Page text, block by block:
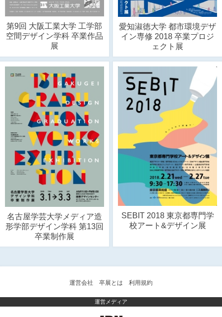
第9回 大阪工業大学 工学部
空間デザイン学科 卒業作品
展
愛知淑徳大学 都市環境デザ
イン専修 2018 卒業プロジ
ェクト展
名古屋学芸大学メディア造
形学部デザイン学科 第13回
卒業制作展
SEBIT 2018 東京都専門学
校アート&デザイン展
運営会社 卒展とは 利用規約
運営メディア